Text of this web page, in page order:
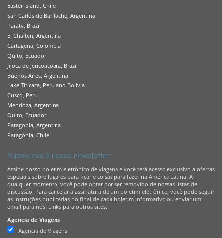
Easter Island, Chile
San Carlos de Bariloche, Argentina
Paraty, Brazil
El Chalten, Argentina
Cartagena, Colombia
Quito, Ecuador
Jijoca de Jericoacoara, Brazil
Buenos Aires, Argentina
Lake Titicaca, Peru and Bolivia
Cusco, Peru
Mendoza, Argentina
Quito, Ecuador
Patagonia, Argentina
Patagonia, Chile
Subscreva à nossa newsletter
Assine nosso boletim eletrônico de viagens e você terá acesso exclusivo a ofertas
especiais sobre lugares para ficar e coisas para fazer na América Latina. A
qualquer momento, você pode optar por ser removido de nossas listas de
discussão. Para cancelar a assinatura de um boletim eletrônico, você pode seguir
as instruções publicadas no final de cada boletim informativo ou enviar um
email para nós. Links para outros sites.
Agencia de Viagens
Agencia de Viagens